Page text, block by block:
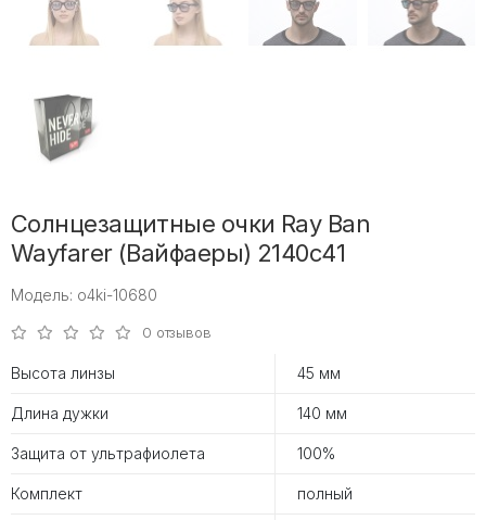
Солнцезащитные очки Ray Ban
Wayfarer (Вайфаеры) 2140c41
Модель: o4ki-10680
0 отзывов
Высота линзы 45 мм
Длина дужки 140 мм
Защита от ультрафиолета 100%
Комплект полный